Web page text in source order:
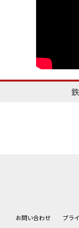
お問い合わせ プラ